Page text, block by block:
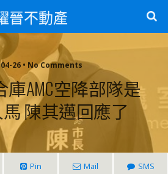
晉不動產
26 • No Comments
AMC空降部隊是
陳其邁回應了
Pin Mail SMS